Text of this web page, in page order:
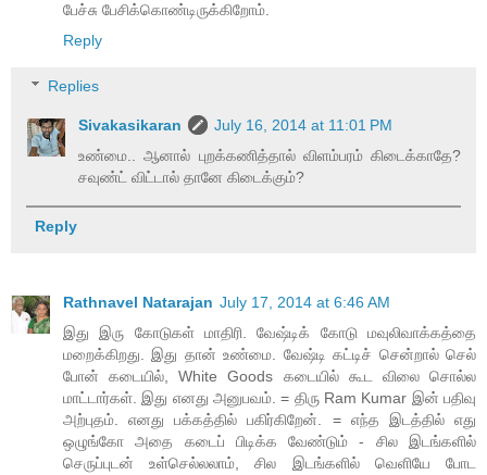
பேச்சு பேசிக்கொண்டிருக்கிறோம்.
Reply
Replies
Sivakasikaran
July 16, 2014 at 11:01 PM
உண்மை.. ஆனால் புறக்கணித்தால் விளம்பரம் கிடைக்காதே?
சவுண்ட் விட்டால் தானே கிடைக்கும்?
Reply
Rathnavel Natarajan July 17, 2014 at 6:46 AM
இது இரு கோடுகள் மாதிரி. வேஷ்டிக் கோடு மவுலிவாக்கத்தை
மறைக்கிறது. இது தான் உண்மை. வேஷ்டி கட்டிச் சென்றால் செல்
போன் கடையில், White Goods கடையில் கூட விலை சொல்ல
மாட்டார்கள். இது எனது அனுபவம். = திரு Ram Kumar இன் பதிவு
அற்புதம். எனது பக்கத்தில் பகிர்கிறேன். = எந்த இடத்தில் எது
ஒழுங்கோ அதை கடைப் பிடிக்க வேண்டும் - சில இடங்களில்
செருப்புடன் உள்செல்லலாம், சில இடங்களில் வெளியே போட